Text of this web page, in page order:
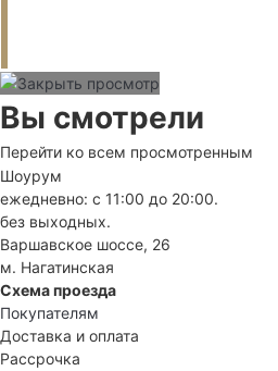
Вы смотрели
Перейти ко всем просмотренным
Шоурум
ежедневно: с 11:00 до 20:00.
без выходных.
Варшавское шоссе, 26
м. Нагатинская
Схема проезда
Покупателям
Доставка и оплата
Рассрочка